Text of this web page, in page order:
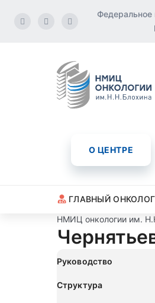
Федеральное
О ЦЕНТРЕ
ГЛАВНЫЙ ОНКОЛОГ
НМИЦ онкологии им.
Руководство
Структура